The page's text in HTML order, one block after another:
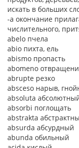
искать в больших
-a окончание
числительного,
abelo пчела
abio пихта, ель
abismo пропасть
abomeno
abrupte резко
absceso нарыв,
absoluta
absorbi поглощать
abstrakta
absurda абсурдный
abunda обильный